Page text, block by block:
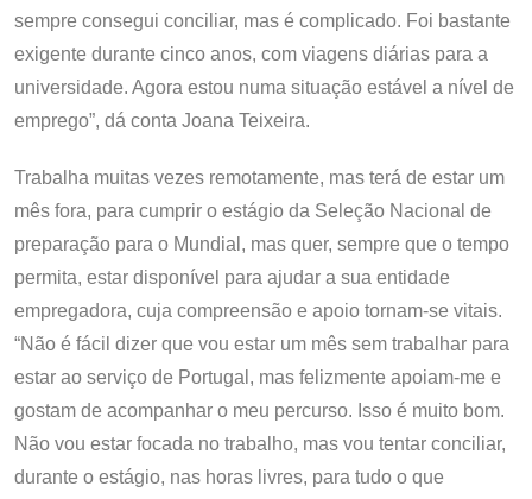
sempre consegui conciliar, mas é complicado. Foi bastante
exigente durante cinco anos, com viagens diárias para a
universidade. Agora estou numa situação estável a nível de
emprego”, dá conta Joana Teixeira.
Trabalha muitas vezes remotamente, mas terá de estar um
mês fora, para cumprir o estágio da Seleção Nacional de
preparação para o Mundial, mas quer, sempre que o tempo
permita, estar disponível para ajudar a sua entidade
empregadora, cuja compreensão e apoio tornam-se vitais.
“Não é fácil dizer que vou estar um mês sem trabalhar para
estar ao serviço de Portugal, mas felizmente apoiam-me e
gostam de acompanhar o meu percurso. Isso é muito bom.
Não vou estar focada no trabalho, mas vou tentar conciliar,
durante o estágio, nas horas livres, para tudo o que